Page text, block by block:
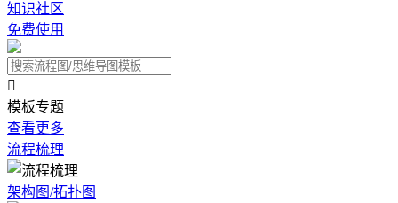
知识社区
免费使用

模板专题
查看更多
流程梳理
架构图/拓扑图